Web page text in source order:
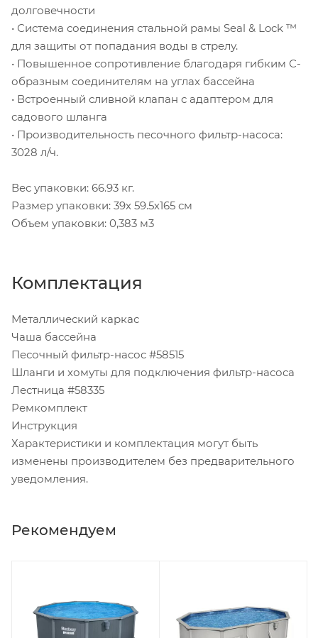
долговечности
• Система соединения стальной рамы Seal & Lock ™
для защиты от попадания воды в стрелу.
• Повышенное сопротивление благодаря гибким С-
образным соединителям на углах бассейна
• Встроенный сливной клапан с адаптером для
садового шланга
• Производительность песочного фильтр-насоса:
3028 л/ч.
Вес упаковки: 66.93 кг.
Размер упаковки: 39х 59.5х165 см
Объем упаковки: 0,383 м3
Комплектация
Металлический каркас
Чаша бассейна
Песочный фильтр-насос #58515
Шланги и хомуты для подключения фильтр-насоса
Лестница #58335
Ремкомплект
Инструкция
Характеристики и комплектация могут быть
изменены производителем без предварительного
уведомления.
Рекомендуем